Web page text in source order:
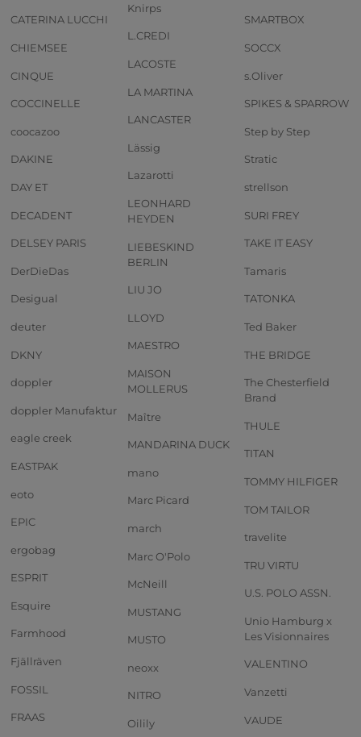
CATERINA LUCCHI
CHIEMSEE
CINQUE
COCCINELLE
coocazoo
DAKINE
DAY ET
DECADENT
DELSEY PARIS
DerDieDas
Desigual
deuter
DKNY
doppler
doppler Manufaktur
eagle creek
EASTPAK
eoto
EPIC
ergobag
ESPRIT
Esquire
Farmhood
Fjällräven
FOSSIL
FRAAS
Knirps
L.CREDI
LACOSTE
LA MARTINA
LANCASTER
Lässig
Lazarotti
LEONHARD
HEYDEN
LIEBESKIND
BERLIN
LIU JO
LLOYD
MAESTRO
MAISON
MOLLERUS
Maître
MANDARINA DUCK
mano
Marc Picard
march
Marc O'Polo
McNeill
MUSTANG
MUSTO
neoxx
NITRO
Oilily
SMARTBOX
SOCCX
s.Oliver
SPIKES & SPARROW
Step by Step
Stratic
strellson
SURI FREY
TAKE IT EASY
Tamaris
TATONKA
Ted Baker
THE BRIDGE
The Chesterfield
Brand
THULE
TITAN
TOMMY HILFIGER
TOM TAILOR
travelite
TRU VIRTU
U.S. POLO ASSN.
Unio Hamburg x
Les Visionnaires
VALENTINO
Vanzetti
VAUDE